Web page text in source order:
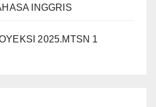
INGGRIS
2025.MTSN 1